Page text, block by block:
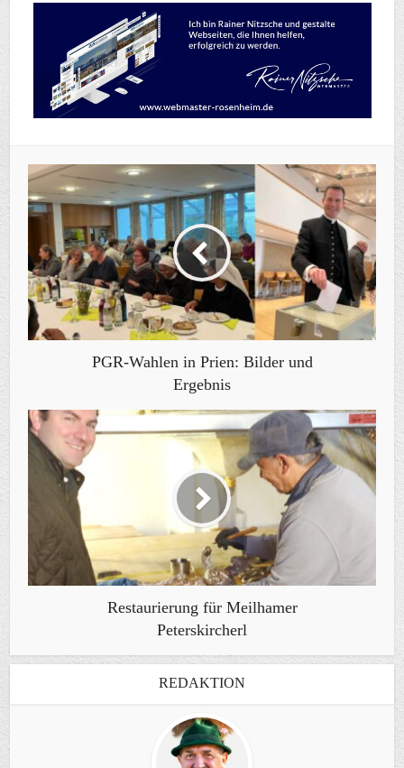
PGR-Wahlen in Prien: Bilder und
Ergebnis
Restaurierung für Meilhamer
Peterskircherl
REDAKTION